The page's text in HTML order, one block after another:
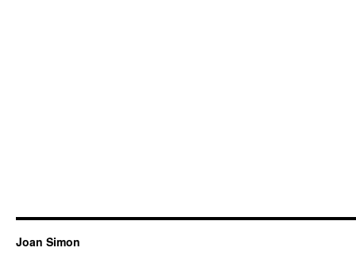
Joan Simon